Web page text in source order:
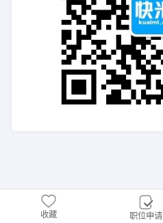
收藏 职位申请